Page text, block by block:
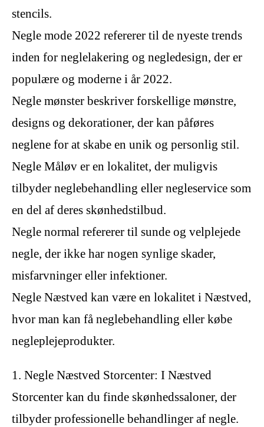
stencils.
Negle mode 2022 refererer til de nyeste trends
inden for neglelakering og negledesign, der er
populære og moderne i år 2022.
Negle mønster beskriver forskellige mønstre,
designs og dekorationer, der kan påføres
neglene for at skabe en unik og personlig stil.
Negle Måløv er en lokalitet, der muligvis
tilbyder neglebehandling eller negleservice som
en del af deres skønhedstilbud.
Negle normal refererer til sunde og velplejede
negle, der ikke har nogen synlige skader,
misfarvninger eller infektioner.
Negle Næstved kan være en lokalitet i Næstved,
hvor man kan få neglebehandling eller købe
negleplejeprodukter.
1. Negle Næstved Storcenter: I Næstved
Storcenter kan du finde skønhedssaloner, der
tilbyder professionelle behandlinger af negle.